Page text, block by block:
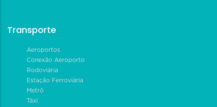
Transporte
Aeroportos
Conexão Aeroporto
Rodoviária
Estação Ferroviária
Metrô
Táxi